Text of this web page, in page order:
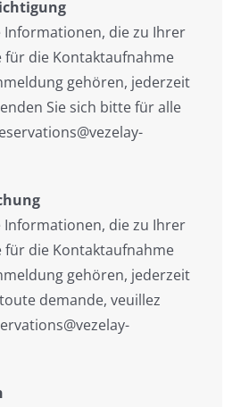
Informationen, die zu Ihrer
für die Kontaktaufnahme
gehören, jederzeit
Sie sich bitte für alle
Informationen, die zu Ihrer
für die Kontaktaufnahme
gehören, jederzeit
demande, veuillez